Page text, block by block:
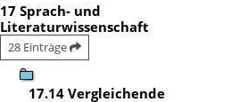
17 Sprach- und
Literaturwissenschaft
28 Einträge
17.14 Vergleichende